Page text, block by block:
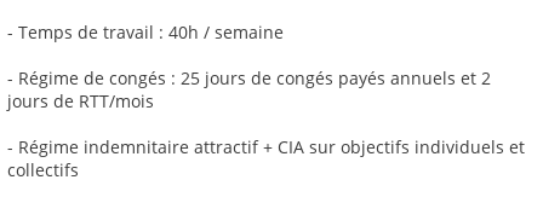
- Temps de travail : 40h / semaine
- Régime de congés : 25 jours de congés payés annuels et 2
jours de RTT/mois
- Régime indemnitaire attractif + CIA sur objectifs individuels et
collectifs